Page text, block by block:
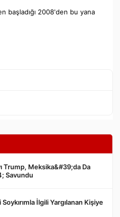
başladığı 2008'den bu yana
Trump, Meksika&#39;da Da
Savundu
İlgili Yargılanan Kişiye